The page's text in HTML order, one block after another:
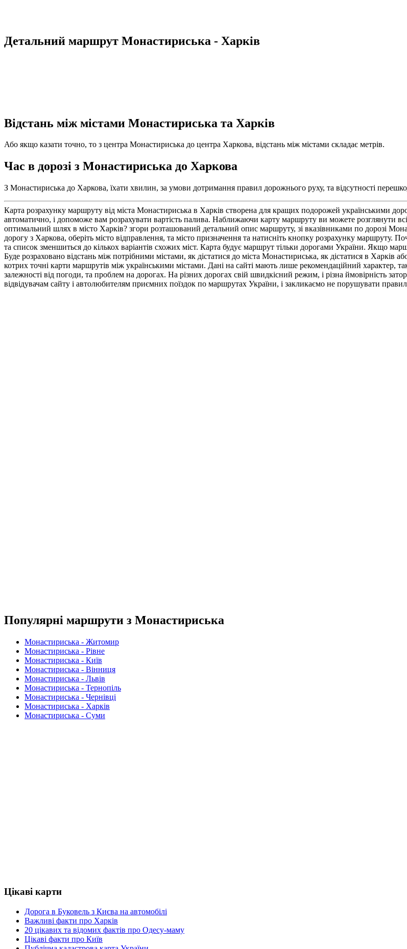
Детальний маршрут Монастириська - Харків
Відстань між містами Монастириська та Харків
Або якщо казати точно, то з центра Монастириська до центра Харкова, відстань між містами складає метрів.
Час в дорозі з Монастириська до Харкова
З Монастириська до Харкова, їхати хвилин, за умови дотримання правил дорожнього руху, та відсутності
Карта розрахунку маршруту від міста Монастириська в Харків створена для кращих подорожей українськими
автоматично, і допоможе вам розрахувати вартість палива. Наближаючи карту маршруту ви можете розглянути
оптимальний шлях в місто Харків? згори розташований детальний опис маршруту, зі вказівниками по дорозі
дорогу з Харкова, оберіть місто відправлення, та місто призначення та натисніть кнопку розрахунку маршруту.
та список зменшиться до кількох варіантів схожих міст. Карта будує маршрут тільки дорогами України. Якщо
Буде розраховано відстань між потрібними містами, як дістатися до міста Монастириська, як дістатися в
котрих точні карти маршрутів між українськими містами. Дані на сайті мають лише рекомендаційний характер,
залежності від погоди, та проблем на дорогах. На різних дорогах свій швидкісний режим, і різна ймовірність
відвідувачам сайту і автолюбителям приємних поїздок по маршрутах України, і закликаємо не порушувати
Популярні маршрути з Монастириська
Монастириська - Житомир
Монастириська - Рівне
Монастириська - Київ
Монастириська - Вінниця
Монастириська - Львів
Монастириська - Тернопіль
Монастириська - Чернівці
Монастириська - Харків
Монастириська - Суми
Цікаві карти
Дорога в Буковель з Києва на автомобілі
Важливі факти про Харків
20 цікавих та відомих фактів про Одесу-маму
Цікаві факти про Київ